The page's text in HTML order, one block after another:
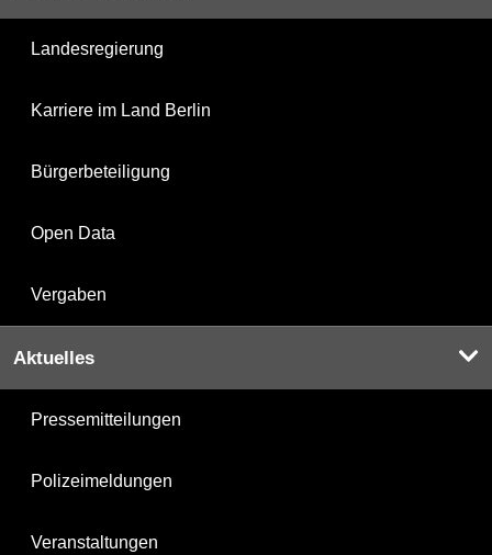
Landesregierung
Karriere im Land Berlin
Bürgerbeteiligung
Open Data
Vergaben
Aktuelles
Pressemitteilungen
Polizeimeldungen
Veranstaltungen